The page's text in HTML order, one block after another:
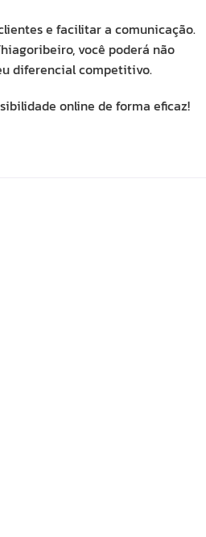
e facilitar a comunicação.
você poderá não
diferencial competitivo.
online de forma eficaz!